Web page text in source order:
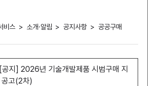
비스 소개·알림 공지사항 공공구매
[공지] 2026년 기술개발제품 시범구매 지
고(2차)